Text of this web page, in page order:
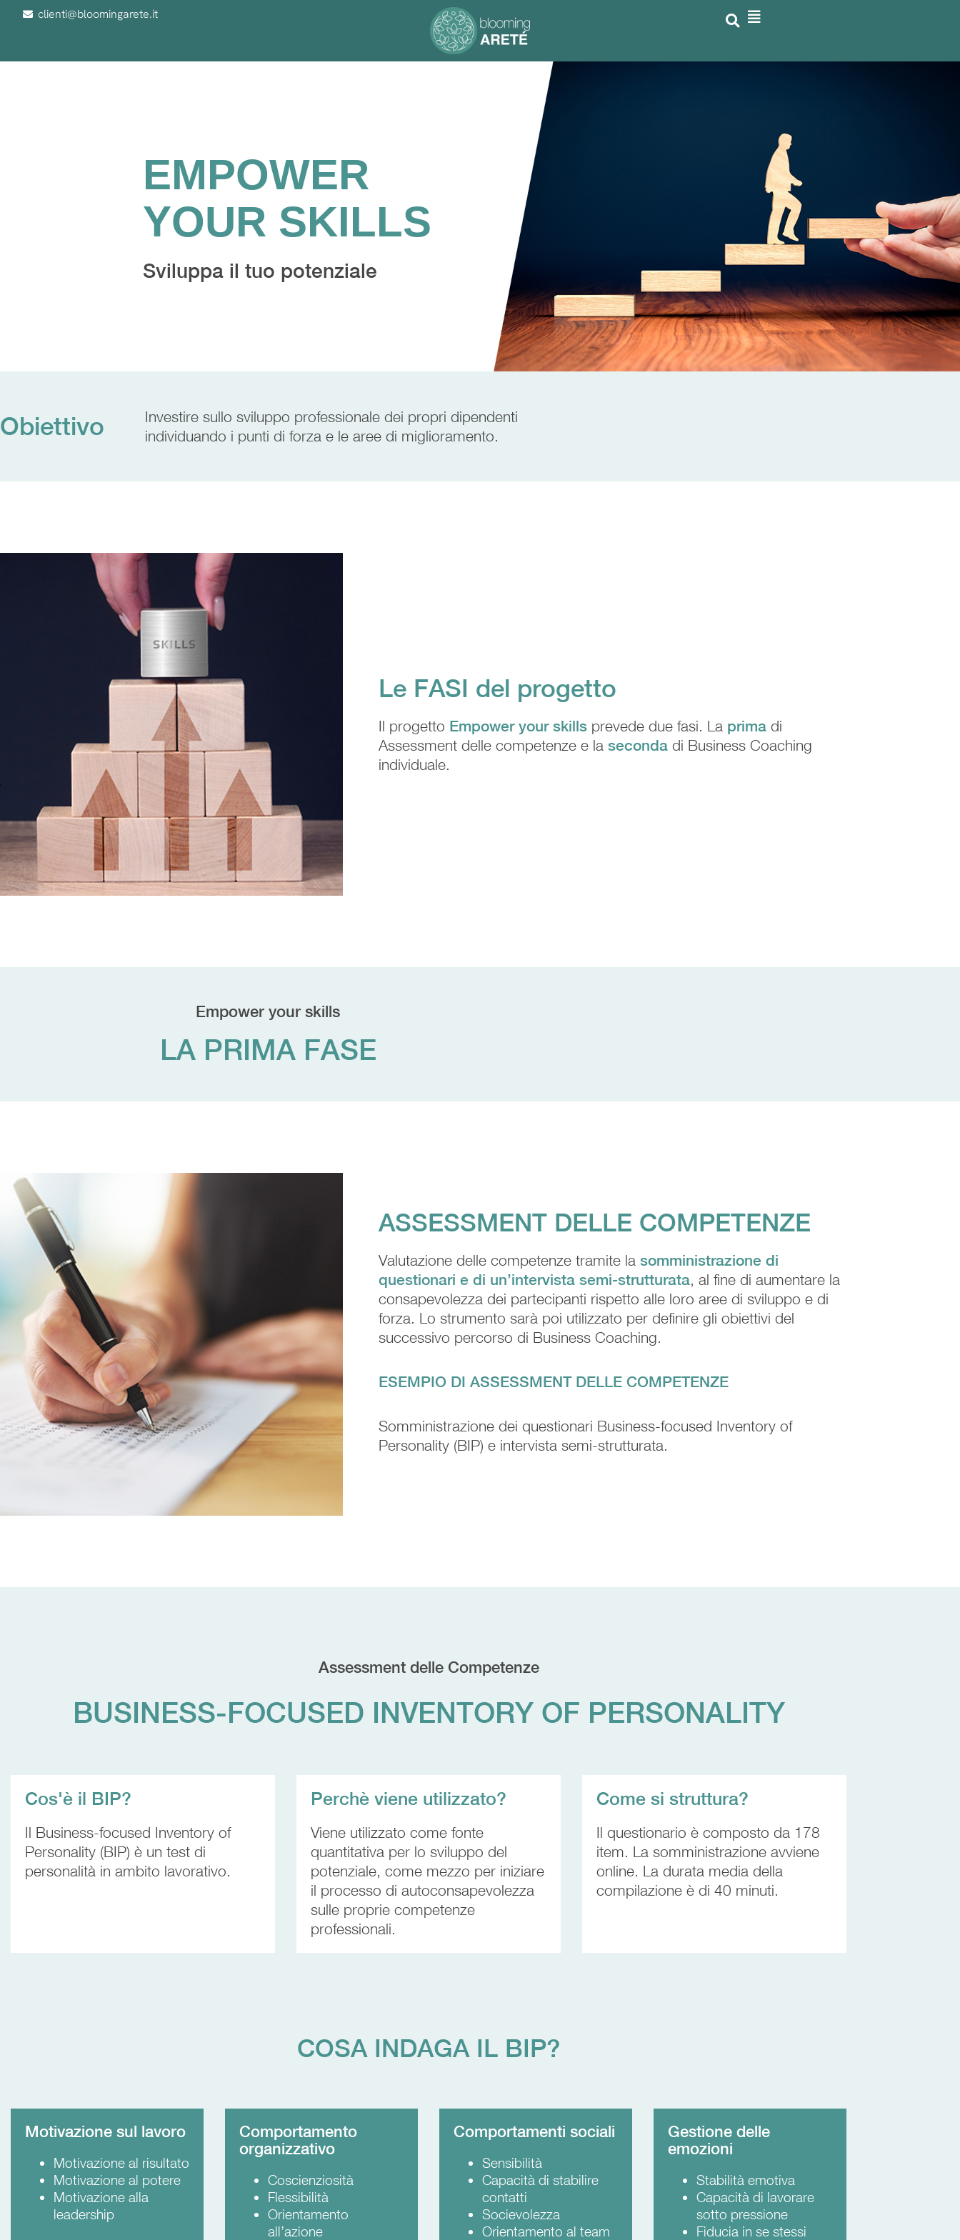
clienti@bloomingarete.it
EMPOWER
YOUR SKILLS
Sviluppa il tuo potenziale
Obiettivo
Investire sullo sviluppo professionale dei propri dipendenti
individuando i punti di forza e le aree di miglioramento.
Le FASI del progetto
Il progetto Empower your skills prevede due fasi. La prima di
Assessment delle competenze e la seconda di Business Coaching
individuale.
Empower your skills
LA PRIMA FASE
ASSESSMENT DELLE COMPETENZE
Valutazione delle competenze tramite la somministrazione di
questionari e di un’intervista semi-strutturata , al fine di aumentare la
consapevolezza dei partecipanti rispetto alle loro aree di sviluppo e di
forza. Lo strumento sarà poi utilizzato per definire gli obiettivi del
successivo percorso di Business Coaching.
ESEMPIO DI ASSESSMENT DELLE COMPETENZE
Somministrazione dei questionari Business-focused Inventory of
Personality (BIP) e intervista semi-strutturata.
Assessment delle Competenze
BUSINESS-FOCUSED INVENTORY OF PERSONALITY
Cos'è il BIP?
Il Business-focused Inventory of
Personality (BIP) è un test di
personalità in ambito lavorativo.
Perchè viene utilizzato?
Viene utilizzato come fonte
quantitativa per lo sviluppo del
potenziale, come mezzo per iniziare
il processo di autoconsapevolezza
sulle proprie competenze
professionali.
Come si struttura?
Il questionario è composto da 178
item. La somministrazione avviene
online. La durata media della
compilazione è di 40 minuti.
COSA INDAGA IL BIP?
Motivazione sul lavoro
Motivazione al risultato
Motivazione al potere
Motivazione alla
leadership
Comportamento
organizzativo
Coscienziosità
Flessibilità
Orientamento
all’azione
Comportamenti sociali
Sensibilità
Capacità di stabilire
contatti
Socievolezza
Orientamento al team
Gestione delle
emozioni
Stabilità emotiva
Capacità di lavorare
sotto pressione
Fiducia in se stessi